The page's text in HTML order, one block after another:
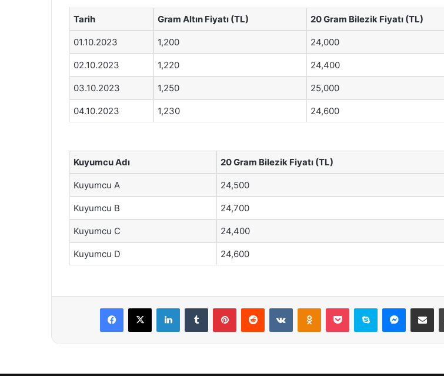
Tarih Gram Altın Fiyatı (TL) 20 Gram Bilezik Fiyatı (TL)
01.10.2023 1,200 24,000
02.10.2023 1,220 24,400
03.10.2023 1,250 25,000
04.10.2023 1,230 24,600
Kuyumcu Adı 20 Gram Bilezik Fiyatı (TL)
Kuyumcu A 24,500
Kuyumcu B 24,700
Kuyumcu C 24,400
Kuyumcu D 24,600
Facebook
X LinkedInTumblr PinterestReddit VKontakteOdnoklassniki
Pocket Skype E-